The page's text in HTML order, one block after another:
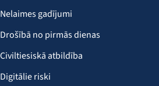
Nelaimes gadījumi
Drošībā no pirmās dienas
Civiltiesiskā atbildība
Digitālie riski